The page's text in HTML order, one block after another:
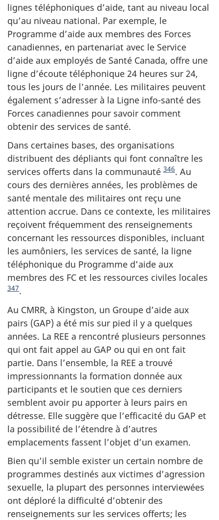
lignes téléphoniques d’aide, tant au niveau local
qu’au niveau national. Par exemple, le
Programme d’aide aux membres des Forces
canadiennes, en partenariat avec le Service
d’aide aux employés de Santé Canada, offre une
ligne d’écoute téléphonique 24 heures sur 24,
tous les jours de l’année. Les militaires peuvent
également s’adresser à la Ligne info-santé des
Forces canadiennes pour savoir comment
obtenir des services de santé.
Dans certaines bases, des organisations
distribuent des dépliants qui font connaître les
services offerts dans la communauté 346. Au
cours des dernières années, les problèmes de
santé mentale des militaires ont reçu une
attention accrue. Dans ce contexte, les militaires
reçoivent fréquemment des renseignements
concernant les ressources disponibles, incluant
les aumôniers, les services de santé, la ligne
téléphonique du Programme d’aide aux
membres des FC et les ressources civiles locales
347.
Au CMRR, à Kingston, un Groupe d’aide aux
pairs (GAP) a été mis sur pied il y a quelques
années. La REE a rencontré plusieurs personnes
qui ont fait appel au GAP ou qui en ont fait
partie. Dans l’ensemble, la REE a trouvé
impressionnants la formation donnée aux
participants et le soutien que ces derniers
semblent avoir pu apporter à leurs pairs en
détresse. Elle suggère que l’efficacité du GAP et
la possibilité de l’étendre à d’autres
emplacements fassent l’objet d’un examen.
Bien qu’il semble exister un certain nombre de
programmes destinés aux victimes d’agression
sexuelle, la plupart des personnes interviewées
ont déploré la difficulté d’obtenir des
renseignements sur les services offerts; les